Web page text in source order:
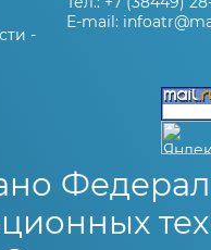
-
E-mail: